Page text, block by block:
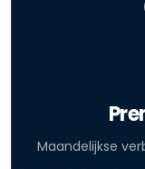
Maandelijkse